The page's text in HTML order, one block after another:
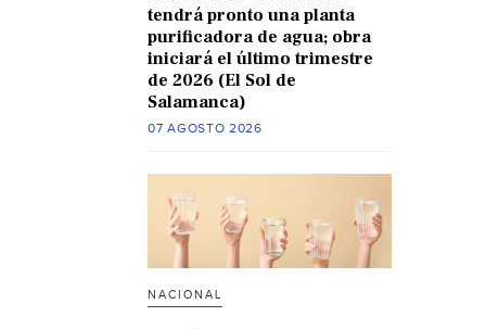
tendrá pronto una planta
purificadora de agua; obra
iniciará el último trimestre
de 2026 (El Sol de
Salamanca)
07 AGOSTO 2026
NACIONAL